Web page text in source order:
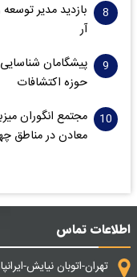
بازدید مدیر
آر
پیشگامان
حوزه اکتشافات‌
مجتمع انگوران
معادن در مناطق
اطلاعات تماس
تهران-اتوبان نیایش-